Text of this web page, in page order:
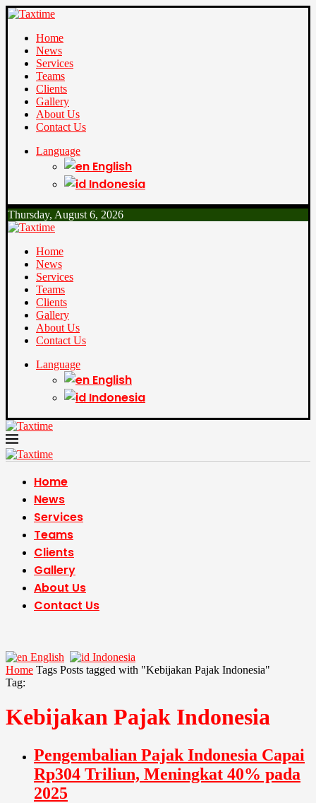
Home
News
Services
Teams
Clients
Gallery
About Us
Contact Us
Language
English
Indonesia
Thursday, August 6, 2026
Home
News
Services
Teams
Clients
Gallery
About Us
Contact Us
Language
English
Indonesia
Home
News
Services
Teams
Clients
Gallery
About Us
Contact Us
English
Indonesia
Home Tags Posts tagged with "Kebijakan Pajak Indonesia"
Tag:
Kebijakan Pajak Indonesia
Pengembalian Pajak Indonesia Capai
Rp304 Triliun, Meningkat 40% pada
2025